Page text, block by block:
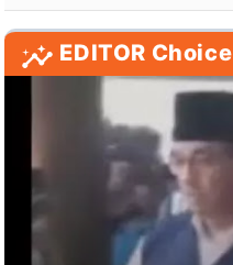
EDITOR Choice